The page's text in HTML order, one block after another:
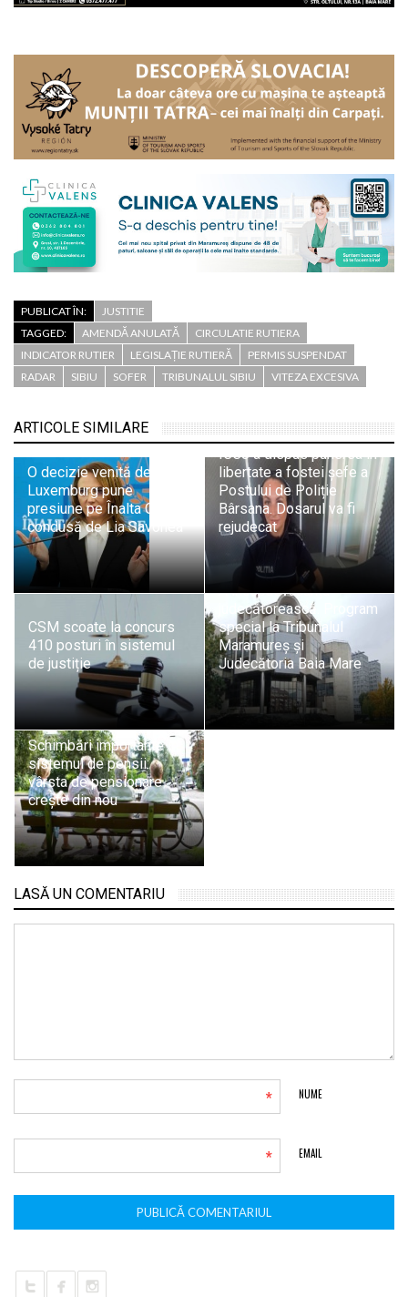
PUBLICAT ÎN:
JUSTITIE
TAGGED:
AMENDĂ ANULATĂ
CIRCULATIE RUTIERA
INDICATOR RUTIER
LEGISLAȚIE RUTIERĂ
PERMIS SUSPENDAT
RADAR
SIBIU SOFER TRIBUNALUL SIBIU VITEZA EXCESIVA
ARTICOLE SIMILARE
O decizie venită de la
Luxemburg pune
presiune pe Înalta Curte
condusă de Lia Savonea
ÎCCJ a dispus punerea în
libertate a fostei șefe a
Postului de Poliție
Bârsana. Dosarul va fi
rejudecat
CSM scoate la concurs
410 posturi în sistemul
de justiție
A început vacanța
judecătorească. Program
special la Tribunalul
Maramureș și
Judecătoria Baia Mare
Schimbări importante în
sistemul de pensii:
vârsta de pensionare
crește din nou
LASĂ UN COMENTARIU
NUME
*
EMAIL
*